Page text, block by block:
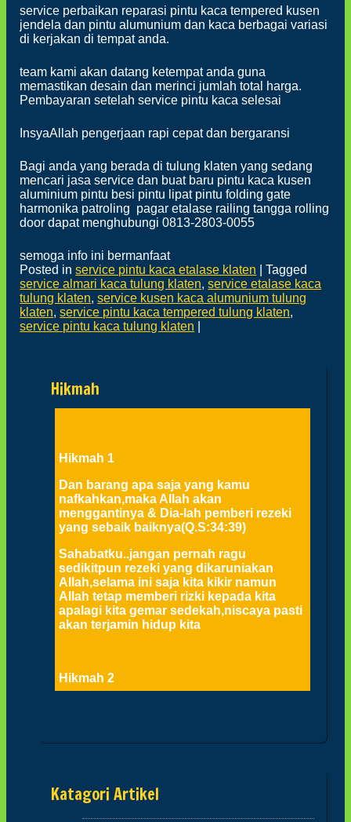
service perbaikan reparasi pintu kaca tempered kusen
jendela dan pintu alumunium dan kaca berbagai variasi
di kerjakan di tempat anda.
team kami akan datang ketempat anda guna
memastikan desain dan merinci jumlah total harga.
Pembayaran setelah service pintu kaca selesai
InsyaAllah pengerjaan rapi cepat dan bergaransi
Bagi anda yang berada di tulung klaten yang sedang
mencari jasa service dan buat baru pintu kaca kusen
aluminium pintu besi pintu lipat pintu folding gate
harmonika patroling pagar etalase railing tangga rolling
door dapat menghubungi 0813-2803-0055
semoga info ini bermanfaat
Posted inservice pintu kaca etalase klaten |Tagged
service almari kaca tulung klaten,service etalase kaca
tulung klaten,service kusen kaca alumunium tulung
klaten,service pintu kaca tempered tulung klaten,
service pintu kaca tulung klaten
Post navigation
Hikmah
Hikmah 1
Dan barang apa saja yang kamu
nafkahkan,maka Allah akan
menggantinya & Dia-lah pemberi rezeki
yang sebaik baiknya(Q.S:34:39)
Sahabatku..jangan pernah ragu
sedikitpun rezeki yang dikaruniakan
Allah,selama ini saja kita kikir namun
Allah tetap memberi rizki kepada kita
apalagi kita gemar sedekah,niscaya pasti
akan terjamin hidup kita
Hikmah 2
sahabatku..dosa-dosalah yang
kepada Allah
Katagori Artikel